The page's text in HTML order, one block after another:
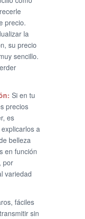
precio.
la
su precio
sencillo.
Si en tu
precios
es
a
belleza
en función
por
variedad
fáciles
sin